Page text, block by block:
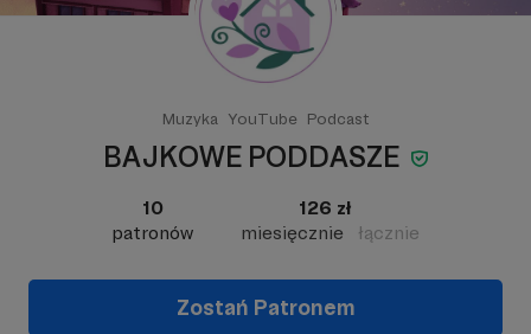
Muzyka YouTube Podcast
BAJKOWE PODDASZE
10
patronów
126 zł
miesięcznie
łącznie
Zostań Patronem